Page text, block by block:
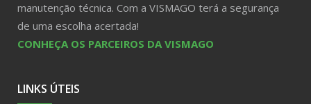
manutenção técnica. Com a VISMAGO terá a segurança
de uma escolha acertada!
CONHEÇA OS PARCEIROS DA VISMAGO
LINKS ÚTEIS